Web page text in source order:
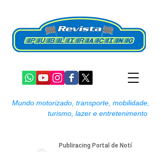
Mundo motorizado, transporte, mobilidade,
turismo, lazer e entretenimento